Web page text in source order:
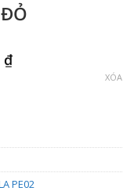
₫Khoảng
2.900.000 ₫
XÓA
PE02